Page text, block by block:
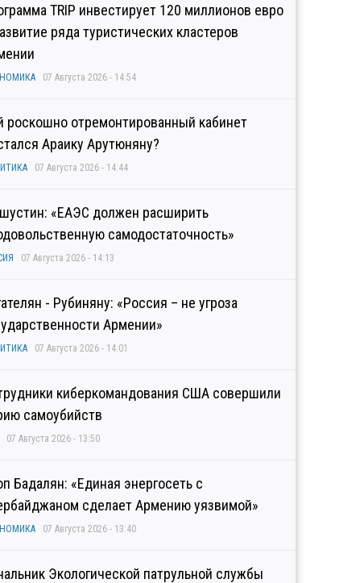
TRIP инвестирует 120 миллионов евро
ряда туристических кластеров
07 Августа 2026 - 14:54
роскошно отремонтированный кабинет
Араику Арутюняну?
07 Августа 2026 - 14:44
«ЕАЭС должен расширить
самодостаточность»
07 Августа 2026 - 14:13
- Рубиняну: «Россия – не угроза
Армении»
07 Августа 2026 - 14:01
киберкомандования США совершили
самоубийств
07 Августа 2026 - 13:50
Бадалян: «Единая энергосеть с
сделает Армению уязвимой»
07 Августа 2026 - 13:40
Экологической патрульной службы